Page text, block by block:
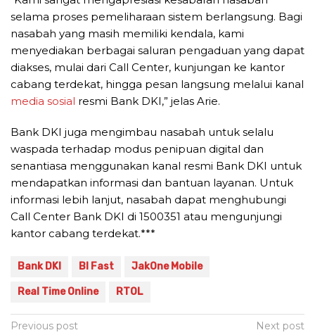
selama proses pemeliharaan sistem berlangsung. Bagi
nasabah yang masih memiliki kendala, kami
menyediakan berbagai saluran pengaduan yang dapat
diakses, mulai dari Call Center, kunjungan ke kantor
cabang terdekat, hingga pesan langsung melalui kanal
media sosial resmi Bank DKI,” jelas Arie.
Bank DKI juga mengimbau nasabah untuk selalu
waspada terhadap modus penipuan digital dan
senantiasa menggunakan kanal resmi Bank DKI untuk
mendapatkan informasi dan bantuan layanan. Untuk
informasi lebih lanjut, nasabah dapat menghubungi
Call Center Bank DKI di 1500351 atau mengunjungi
kantor cabang terdekat.***
Bank DKI BI Fast JakOne Mobile
Real Time Online RTOL
Post
Previous post
Next post